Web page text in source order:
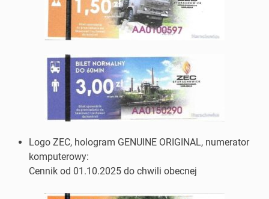
Logo ZEC, hologram GENUINE ORIGINAL, numerator
komputerowy:
Cennik od 01.10.2025 do chwili obecnej